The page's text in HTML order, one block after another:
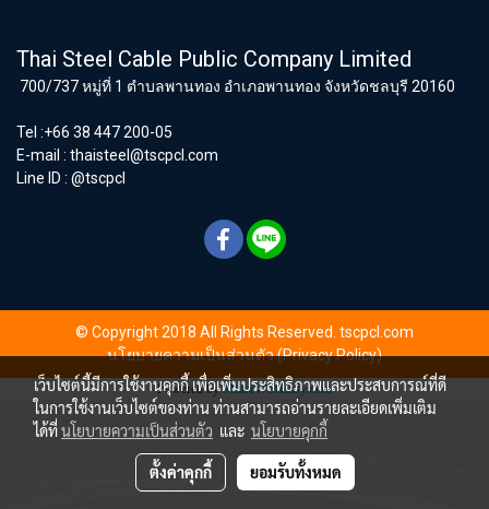
Thai Steel Cable Public Company Limited
700/737 หมู่ที่ 1 ตำบลพานทอง อำเภอพานทอง จังหวัดชลบุรี 20160
Tel :+66 38 447 200-05
E-mail : thaisteel@tscpcl.com
Line ID : @tscpcl
© Copyright 2018 All Rights Reserved. tscpcl.com
นโยบายความเป็นส่วนตัว (Privacy Policy)
Powered byMakeWebEasy.com
เว็บไซต์นี้มีการใช้งานคุกกี้ เพื่อเพิ่มประสิทธิภาพและประสบการณ์ที่ดี
ในการใช้งานเว็บไซต์ของท่าน ท่านสามารถอ่านรายละเอียดเพิ่มเติม
ได้ที่นโยบายความเป็นส่วนตัว และ นโยบายคุกกี้
ตั้งค่าคุกกี้ ยอมรับทั้งหมด